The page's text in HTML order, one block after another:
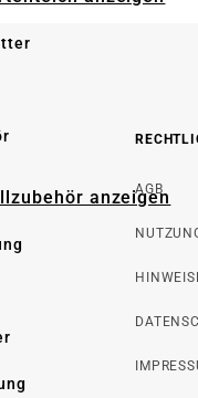
anzeigen
AGB